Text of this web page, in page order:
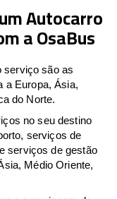
Autocarro
a OsaBus
serviço são as
a Europa, Ásia,
do Norte.
no seu destino
serviços de
serviços de gestão
Médio Oriente,